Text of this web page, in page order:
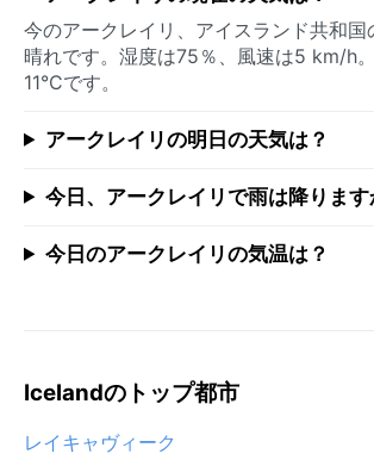
今のアークレイリ、アイスランド共和国
晴れです。湿度は75％、風速は5 km/h
11°Cです。
アークレイリの明日の天気は？
今日、アークレイリで雨は降ります
今日のアークレイリの気温は？
Icelandのトップ都市
レイキャヴィーク